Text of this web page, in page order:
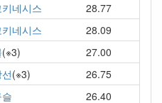
네시스
28.77
네시스
28.09
(※3)
27.00
(※3)
26.75
26.40